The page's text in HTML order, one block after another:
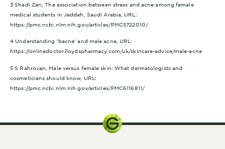
3 Shadi Zari, The association between stress and acne among female
medical students in Jeddah, Saudi Arabia, URL:
https://pmc.ncbi.nlm.nih.gov/articles/PMC5722010/
4 Understanding 'bacne' and male acne, URL:
https://onlinedoctor.lloydspharmacy.com/uk/skincare-advice/male-acne
5 S Rahrovan, Male versus female skin: What dermatologists and
cosmeticians should know, URL:
https://pmc.ncbi.nlm.nih.gov/articles/PMC6116811/